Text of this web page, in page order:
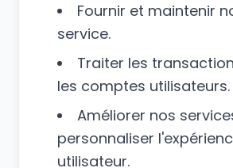
Fournir et maintenir
service.
Traiter les
les comptes utilisateurs.
Améliorer nos
personnaliser
utilisateur.